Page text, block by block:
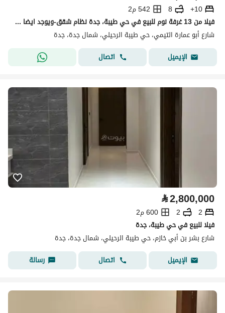
10+
8
542 م2
فيلا من 13 غرفة نوم للبيع في حي طيبة، جدة نظام شقق-ويوجد ايضا فيلا درج داخلي
شارع أبو عمارة التيمي، حي طيبة الرحيلي، شمال جدة، جدة
الإيميل
اتصال
⃁2,800,000
2
2
600 م2
فيلا للبيع في حي طيبة، جدة
شارع بشر بن أبي خازم، حي طيبة الرحيلي، شمال جدة، جدة
الإيميل
اتصال رسالة